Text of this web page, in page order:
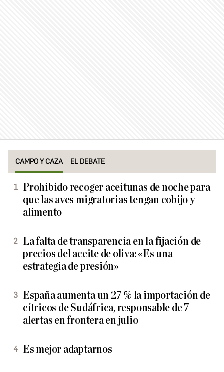
CAMPO Y CAZA EL DEBATE
Prohibido recoger aceitunas de noche para
que las aves migratorias tengan cobijo y
alimento
La falta de transparencia en la fijación de
precios del aceite de oliva: «Es una
estrategia de presión»
España aumenta un 27 % la importación de
cítricos de Sudáfrica, responsable de 7
alertas en frontera en julio
Es mejor adaptarnos